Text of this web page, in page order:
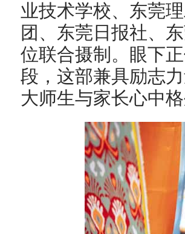
业技术学校、东莞
团、东莞日报社、
位联合摄制。眼下
段，这部兼具励志
大师生与家长心中